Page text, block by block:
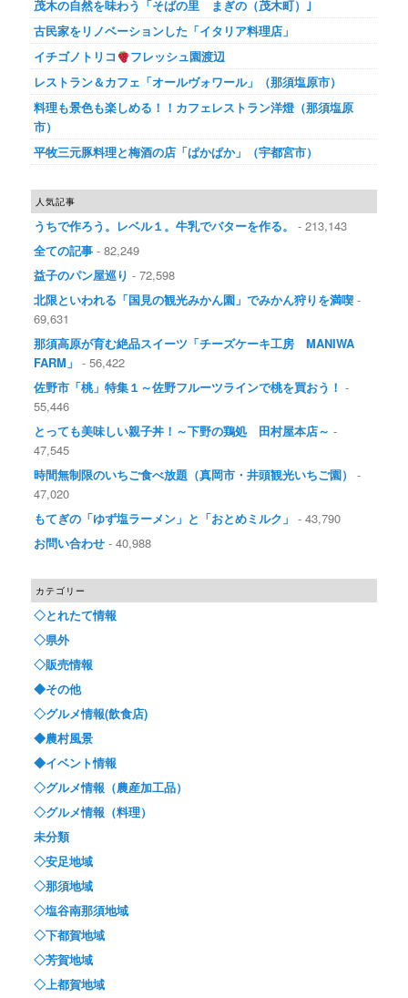
茂木の自然を味わう「そばの里 まぎの（茂木町）｣
古民家をリノベーションした「イタリア料理店」
イチゴノトリコ
フレッシュ園渡辺
レストラン＆カフェ「オールヴォワール」（那須塩原市）
料理も景色も楽しめる！！カフェレストラン洋燈（那須塩原
市）
平牧三元豚料理と梅酒の店「ぱかぱか」（宇都宮市）
人気記事
うちで作ろう。レベル１。牛乳でバターを作る。
- 213,143
全ての記事 - 82,249
益子のパン屋巡り - 72,598
北限といわれる「国見の観光みかん園」でみかん狩りを満喫 -
69,631
那須高原が育む絶品スイーツ「チーズケーキ工房 MANIWA
FARM」 - 56,422
佐野市「桃」特集１～佐野フルーツラインで桃を買おう！ -
55,446
とっても美味しい親子丼！～下野の鶏処 田村屋本店～ -
47,545
時間無制限のいちご食べ放題（真岡市・井頭観光いちご園）
-
47,020
もてぎの「ゆず塩ラーメン」と「おとめミルク」 - 43,790
お問い合わせ - 40,988
カテゴリー
◇とれたて情報
◇県外
◇販売情報
◆その他
◇グルメ情報(飲食店)
◆農村風景
◆イベント情報
◇グルメ情報（農産加工品）
◇グルメ情報（料理）
未分類
◇安足地域
◇那須地域
◇塩谷南那須地域
◇下都賀地域
◇芳賀地域
◇上都賀地域